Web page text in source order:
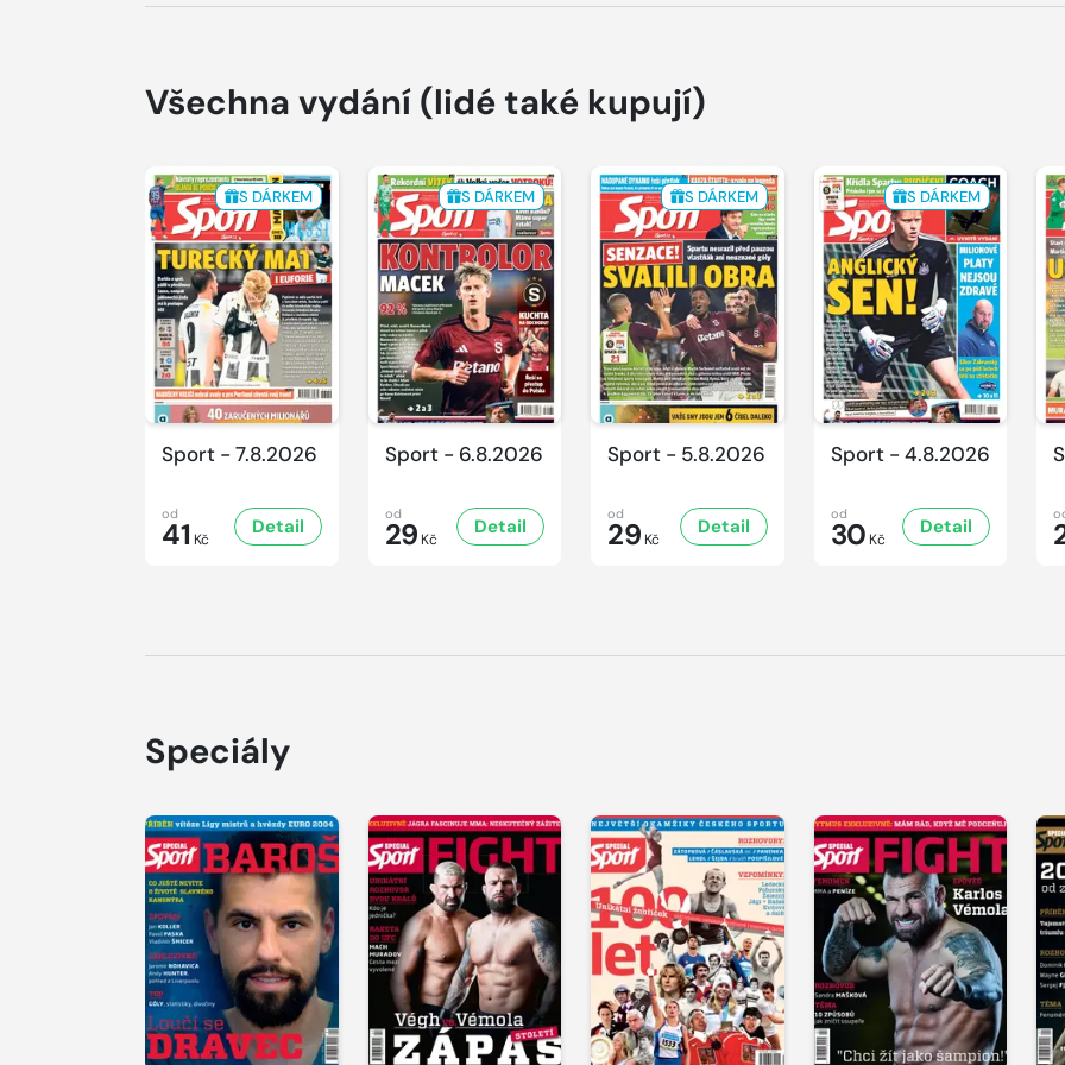
Všechna vydání (lidé také kupují)
S DÁRKEM
Sport - 7.8.2026
od
41 Kč
Detail
S DÁRKEM
Sport - 6.8.2026
od
29 Kč
Detail
S DÁRKEM
Sport - 5.8.2026
od
29 Kč
Detail
S DÁRKEM
Sport - 4.8.2026
od
30 Kč
Detail
Speciály